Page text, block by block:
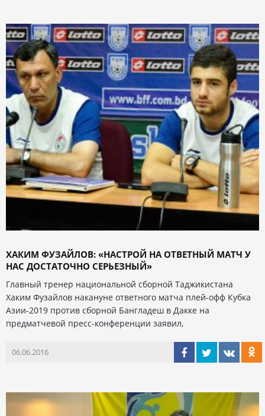
ХАКИМ ФУЗАЙЛОВ: «НАСТРОЙ НА ОТВЕТНЫЙ МАТЧ У
НАС ДОСТАТОЧНО СЕРЬЕЗНЫЙ»
Главный тренер национальной сборной Таджикистана
Хаким Фузайлов накануне ответного матча плей-офф Кубка
Азии-2019 против сборной Бангладеш в Дакке на
предматчевой пресс-конференции заявил,
06.06.2016